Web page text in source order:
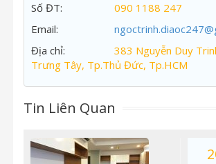
Số ĐT:
090 1188 247
Email:
Địa chỉ:
383 Nguyễn Duy
Trưng Tây, Tp.Thủ Đức, Tp.HCM
Tin Liên Quan